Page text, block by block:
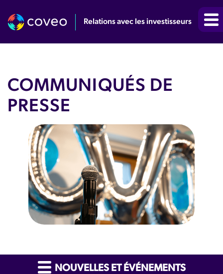
Relations avec les investisseurs
COMMUNIQUÉS DE
PRESSE
NOUVELLES ET ÉVÉNEMENTS